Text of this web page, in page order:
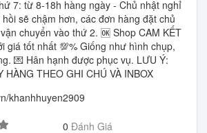
7: từ 8-18h hàng ngày - Chủ nhật nghỉ
sẽ chậm hơn, các đơn hàng đặt chủ
chuyển vào thứ 2. 🆗 Shop CAM KẾT
giá tốt nhất 💯% Giống như hình chụp,
💌 Hân hạnh được phục vụ. LƯU Ý:
HÀNG THEO GHI CHÚ VÀ INBOX
khanhhuyen2909
0 Đánh Giá